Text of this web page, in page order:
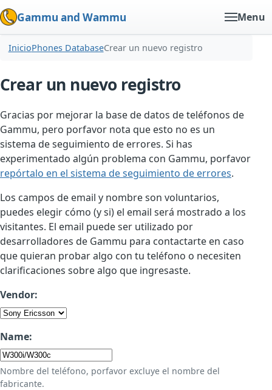
Gammu and Wammu Menu
InicioPhones DatabaseCrear un nuevo registro
Crear un nuevo registro
Gracias por mejorar la base de datos de teléfonos de
Gammu, pero porfavor nota que esto no es un
sistema de seguimiento de errores. Si has
experimentado algún problema con Gammu, porfavor
repórtalo en el sistema de seguimiento de errores.
Los campos de email y nombre son voluntarios,
puedes elegir cómo (y si) el email será mostrado a los
visitantes. El email puede ser utilizado por
desarrolladores de Gammu para contactarte en caso
que quieran probar algo con tu teléfono o necesiten
clarificaciones sobre algo que ingresaste.
Vendor:
Name:
Nombre del teléfono, porfavor excluye el nombre del
fabricante.